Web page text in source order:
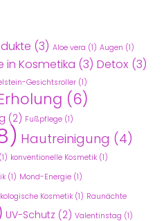
(3) Aloe vera (1) Augen (1)
in Kosmetika (3) Detox (3)
Gesichtsroller (1)
(6)
(2) Fußpflege (1)
Hautreinigung (4)
(1) konventionelle Kosmetik (1)
(1) Mond-Energie (1)
Kosmetik (1) Raunächte
UV-Schutz (2) Valentinstag (1)